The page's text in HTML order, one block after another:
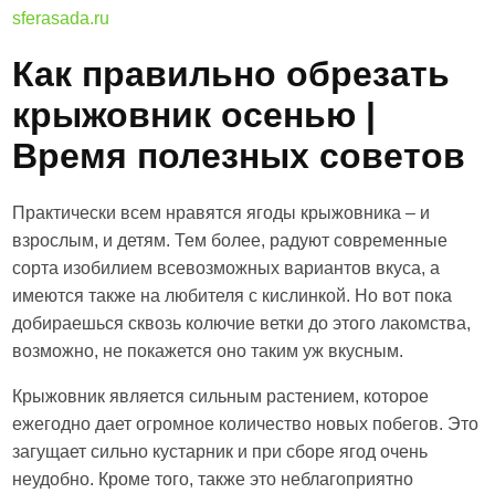
sferasada.ru
Как правильно обрезать
крыжовник осенью |
Время полезных советов
Практически всем нравятся ягоды крыжовника – и
взрослым, и детям. Тем более, радуют современные
сорта изобилием всевозможных вариантов вкуса, а
имеются также на любителя с кислинкой. Но вот пока
добираешься сквозь колючие ветки до этого лакомства,
возможно, не покажется оно таким уж вкусным.
Крыжовник является сильным растением, которое
ежегодно дает огромное количество новых побегов. Это
загущает сильно кустарник и при сборе ягод очень
неудобно. Кроме того, также это неблагоприятно